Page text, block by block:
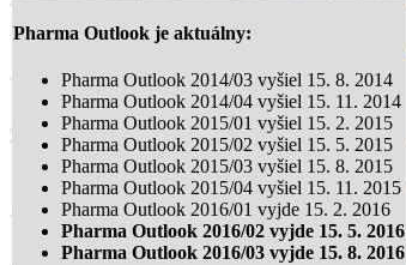
Pharma Outlook je aktuálny:
Pharma Outlook 2014/03 vyšiel 15. 8. 2014
Pharma Outlook 2014/04 vyšiel 15. 11. 2014
Pharma Outlook 2015/01 vyšiel 15. 2. 2015
Pharma Outlook 2015/02 vyšiel 15. 5. 2015
Pharma Outlook 2015/03 vyšiel 15. 8. 2015
Pharma Outlook 2015/04 vyšiel 15. 11. 2015
Pharma Outlook 2016/01 vyjde 15. 2. 2016
Pharma Outlook 2016/02 vyjde 15. 5. 2016
Pharma Outlook 2016/03 vyjde 15. 8. 2016